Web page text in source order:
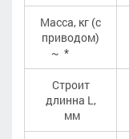
Масса, кг (с
приводом)
~ *
Строит
длинна L,
мм